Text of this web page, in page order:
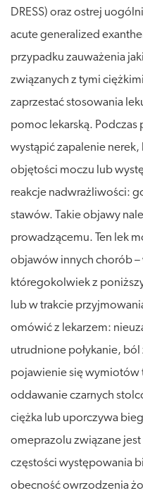
DRESS) oraz ostrej
acute generalized
przypadku zauważenia
związanych z tymi
zaprzestać stosowania
pomoc lekarską.
wystąpić zapalenie
objętości moczu lub
reakcje nadwrażliwości:
stawów. Takie objawy
prowadzącemu. Ten lek
objawów innych chorób
któregokolwiek z
lub w trakcie
omówić z lekarzem:
utrudnione połykanie, ból
pojawienie się wymiotów
oddawanie czarnych
ciężka lub uporczywa
omeprazolu związane
częstości występowania
obecność owrzodzenia